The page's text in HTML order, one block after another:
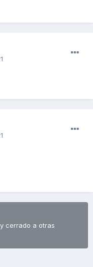
cerrado a otras